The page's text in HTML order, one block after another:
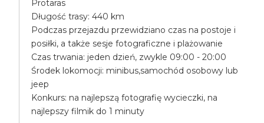
Protaras
Długość trasy: 440 km
Podczas przejazdu przewidziano czas na postoje i
posiłki, a także sesje fotograficzne i plażowanie
Czas trwania: jeden dzień, zwykle 09:00 - 20:00
Środek lokomocji: minibus,samochód osobowy lub
jeep
Konkurs: na najlepszą fotografię wycieczki, na
najlepszy filmik do 1 minuty